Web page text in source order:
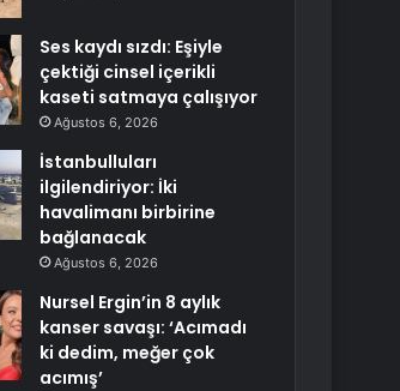
Ses kaydı sızdı: Eşiyle
çektiği cinsel içerikli
kaseti satmaya çalışıyor
Ağustos 6, 2026
İstanbulluları
ilgilendiriyor: İki
havalimanı birbirine
bağlanacak
Ağustos 6, 2026
Nursel Ergin’in 8 aylık
kanser savaşı: ‘Acımadı
ki dedim, meğer çok
acımış’